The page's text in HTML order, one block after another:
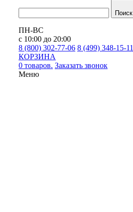
Поиск
ПН-ВС
с 10:00 до 20:00
8 (800) 302-77-06 8 (499) 348-15-11
КОРЗИНА
0 товаров. Заказать звонок
Меню